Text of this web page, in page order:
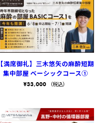
【満席御礼】三木悠矢の麻酔短期
集中部屋 ベーシックコース①
¥33,000 （税込）